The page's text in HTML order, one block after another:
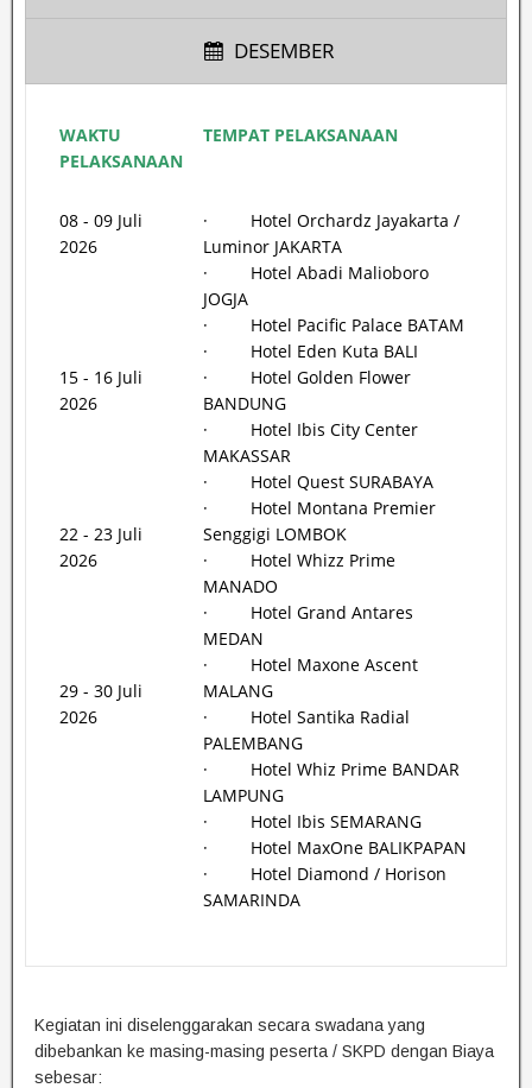
DESEMBER
WAKTU
PELAKSANAAN
TEMPAT PELAKSANAAN
08 - 09 Juli
2026
15 - 16 Juli
2026
22 - 23 Juli
2026
29 - 30 Juli
2026
· Hotel Orchardz Jayakarta /
Luminor JAKARTA
· Hotel Abadi Malioboro
JOGJA
· Hotel Pacific Palace BATAM
· Hotel Eden Kuta BALI
· Hotel Golden Flower
BANDUNG
· Hotel Ibis City Center
MAKASSAR
· Hotel Quest SURABAYA
· Hotel Montana Premier
Senggigi LOMBOK
· Hotel Whizz Prime
MANADO
· Hotel Grand Antares
MEDAN
· Hotel Maxone Ascent
MALANG
· Hotel Santika Radial
PALEMBANG
· Hotel Whiz Prime BANDAR
LAMPUNG
· Hotel Ibis SEMARANG
· Hotel MaxOne BALIKPAPAN
· Hotel Diamond / Horison
SAMARINDA
Kegiatan ini diselenggarakan secara swadana yang
dibebankan ke masing-masing peserta / SKPD dengan Biaya
sebesar: